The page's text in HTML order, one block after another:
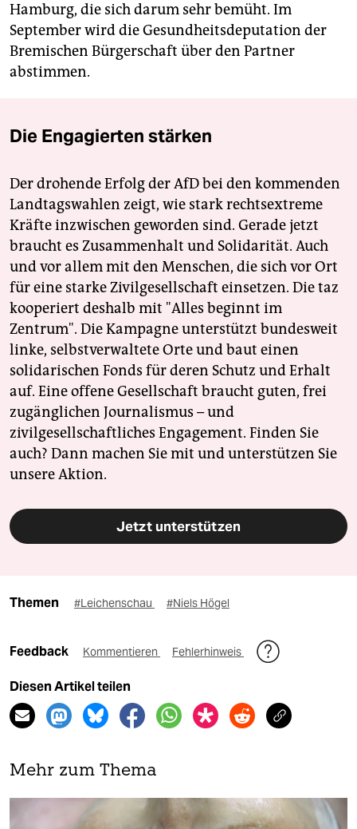
Hamburg, die sich darum sehr bemüht. Im
September wird die Gesundheitsdeputation der
Bremischen Bürgerschaft über den Partner
abstimmen.
Die Engagierten stärken
Der drohende Erfolg der AfD bei den kommenden
Landtagswahlen zeigt, wie stark rechtsextreme
Kräfte inzwischen geworden sind. Gerade jetzt
braucht es Zusammenhalt und Solidarität. Auch
und vor allem mit den Menschen, die sich vor Ort
für eine starke Zivilgesellschaft einsetzen. Die taz
kooperiert deshalb mit "Alles beginnt im
Zentrum". Die Kampagne unterstützt bundesweit
linke, selbstverwaltete Orte und baut einen
solidarischen Fonds für deren Schutz und Erhalt
auf. Eine offene Gesellschaft braucht guten, frei
zugänglichen Journalismus – und
zivilgesellschaftliches Engagement. Finden Sie
auch? Dann machen Sie mit und unterstützen Sie
unsere Aktion.
Jetzt unterstützen
Themen #Leichenschau #Niels Högel
Feedback Kommentieren Fehlerhinweis
Diesen Artikel teilen
Mehr zum Thema